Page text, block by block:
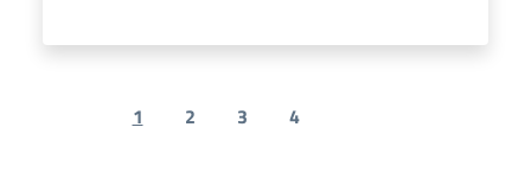
Previous page
1 2 3 4